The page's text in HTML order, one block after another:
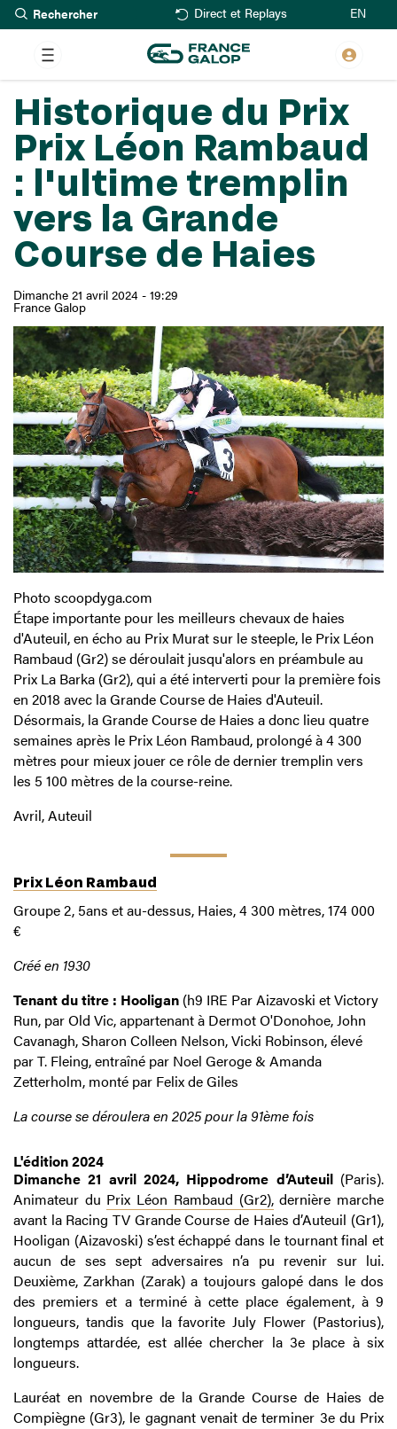
Aller
au
contenu
principal
Rechercher Direct et Replays EN
Historique du Prix
Prix Léon Rambaud
: l'ultime tremplin
vers la Grande
Course de Haies
Dimanche 21 avril 2024 - 19:29
France Galop
Photo scoopdyga.com
Étape importante pour les meilleurs chevaux de haies
d'Auteuil, en écho au Prix Murat sur le steeple, le Prix Léon
Rambaud (Gr2) se déroulait jusqu'alors en préambule au
Prix La Barka (Gr2), qui a été interverti pour la première fois
en 2018 avec la Grande Course de Haies d'Auteuil.
Désormais, la Grande Course de Haies a donc lieu quatre
semaines après le Prix Léon Rambaud, prolongé à 4 300
mètres pour mieux jouer ce rôle de dernier tremplin vers
les 5 100 mètres de la course-reine.
Avril, Auteuil
Prix Léon Rambaud
Groupe 2, 5ans et au-dessus, Haies, 4 300 mètres, 174 000
€
Créé en 1930
Tenant du titre : Hooligan (h9 IRE Par Aizavoski et Victory
Run, par Old Vic, appartenant à Dermot O'Donohoe, John
Cavanagh, Sharon Colleen Nelson, Vicki Robinson, élevé
par T. Fleing, entraîné par Noel Geroge & Amanda
Zetterholm, monté par Felix de Giles
La course se déroulera en 2025 pour la 91ème fois
L'édition 2024
Dimanche 21 avril 2024, Hippodrome d’Auteuil(Paris).
Animateur du Prix Léon Rambaud (Gr2),dernière marche
avant la Racing TV Grande Course de Haies d’Auteuil (Gr1),
Hooligan (Aizavoski) s’est échappé dans le tournant final et
aucun de ses sept adversaires n’a pu revenir sur lui.
Deuxième, Zarkhan (Zarak) a toujours galopé dans le dos
des premiers et a terminé à cette place également, à 9
longueurs, tandis que la favorite July Flower (Pastorius),
longtemps attardée, est allée chercher la 3e place à six
longueurs.
Lauréat en novembre de la Grande Course de Haies de
Compiègne (Gr3), le gagnant venait de terminer 3e du Prix